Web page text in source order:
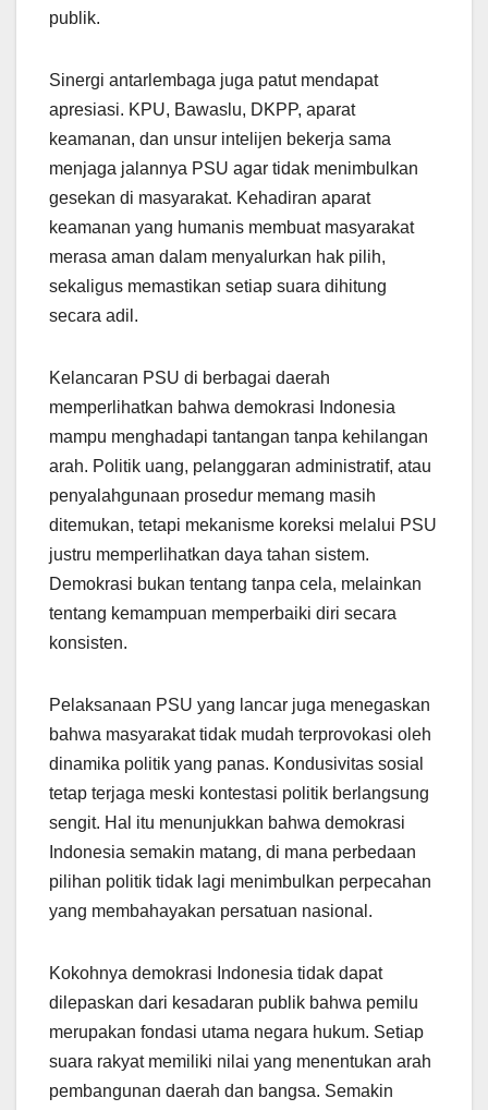
publik.
Sinergi antarlembaga juga patut mendapat
apresiasi. KPU, Bawaslu, DKPP, aparat
keamanan, dan unsur intelijen bekerja sama
menjaga jalannya PSU agar tidak menimbulkan
gesekan di masyarakat. Kehadiran aparat
keamanan yang humanis membuat masyarakat
merasa aman dalam menyalurkan hak pilih,
sekaligus memastikan setiap suara dihitung
secara adil.
Kelancaran PSU di berbagai daerah
memperlihatkan bahwa demokrasi Indonesia
mampu menghadapi tantangan tanpa kehilangan
arah. Politik uang, pelanggaran administratif, atau
penyalahgunaan prosedur memang masih
ditemukan, tetapi mekanisme koreksi melalui PSU
justru memperlihatkan daya tahan sistem.
Demokrasi bukan tentang tanpa cela, melainkan
tentang kemampuan memperbaiki diri secara
konsisten.
Pelaksanaan PSU yang lancar juga menegaskan
bahwa masyarakat tidak mudah terprovokasi oleh
dinamika politik yang panas. Kondusivitas sosial
tetap terjaga meski kontestasi politik berlangsung
sengit. Hal itu menunjukkan bahwa demokrasi
Indonesia semakin matang, di mana perbedaan
pilihan politik tidak lagi menimbulkan perpecahan
yang membahayakan persatuan nasional.
Kokohnya demokrasi Indonesia tidak dapat
dilepaskan dari kesadaran publik bahwa pemilu
merupakan fondasi utama negara hukum. Setiap
suara rakyat memiliki nilai yang menentukan arah
pembangunan daerah dan bangsa. Semakin